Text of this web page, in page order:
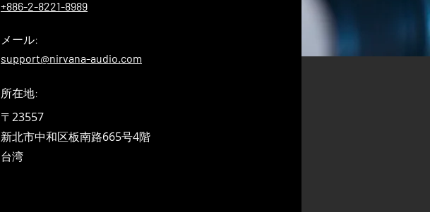
+886-2-8221-8989
メール:
support@nirvana-audio.com
所在地:
〒23557
新北市中和区板南路665号4階
​台湾